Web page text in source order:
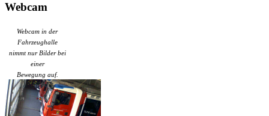
Webcam
Webcam in der
Fahrzeughalle
nimmt nur Bilder bei
einer
Bewegung auf.